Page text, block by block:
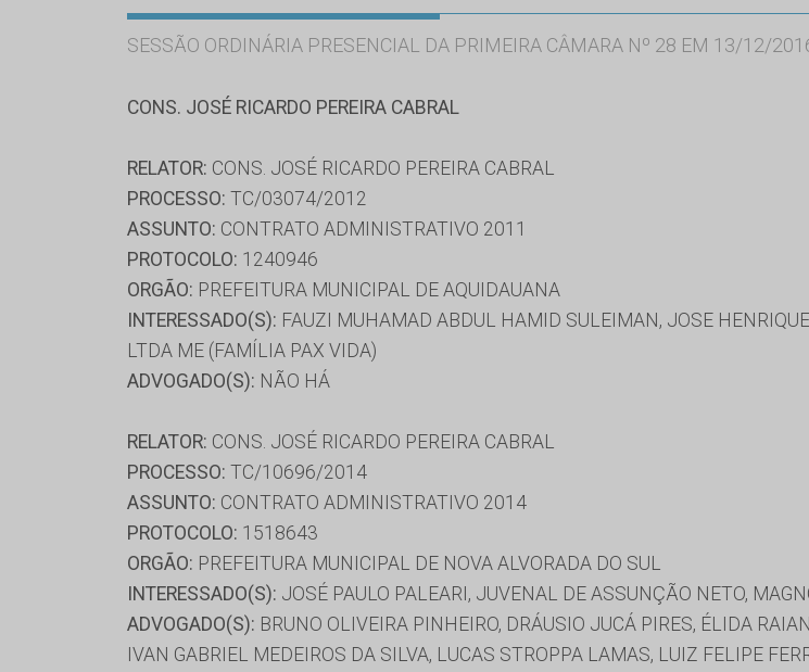
SESSÃO ORDINÁRIA PRESENCIAL DA PRIMEIRA CÂMARA Nº 28 EM 13/12/
CONS. JOSÉ RICARDO PEREIRA CABRAL
RELATOR: CONS. JOSÉ RICARDO PEREIRA CABRAL
PROCESSO: TC/03074/2012
ASSUNTO: CONTRATO ADMINISTRATIVO 2011
PROTOCOLO: 1240946
ORGÃO: PREFEITURA MUNICIPAL DE AQUIDAUANA
INTERESSADO(S): FAUZI MUHAMAD ABDUL HAMID SULEIMAN, JOSE
LTDA ME (FAMÍLIA PAX VIDA)
ADVOGADO(S): NÃO HÁ
RELATOR: CONS. JOSÉ RICARDO PEREIRA CABRAL
PROCESSO: TC/10696/2014
ASSUNTO: CONTRATO ADMINISTRATIVO 2014
PROTOCOLO: 1518643
ORGÃO: PREFEITURA MUNICIPAL DE NOVA ALVORADA DO SUL
INTERESSADO(S): JOSÉ PAULO PALEARI, JUVENAL DE ASSUNÇÃO NETO,
ADVOGADO(S): BRUNO OLIVEIRA PINHEIRO, DRÁUSIO JUCÁ PIRES, ÉLIDA
IVAN GABRIEL MEDEIROS DA SILVA, LUCAS STROPPA LAMAS, LUIZ FELIPE